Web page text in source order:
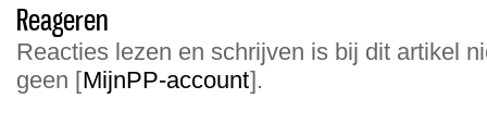
Reageren
Reacties lezen en schrijven is bij dit artikel
geen [MijnPP-account].